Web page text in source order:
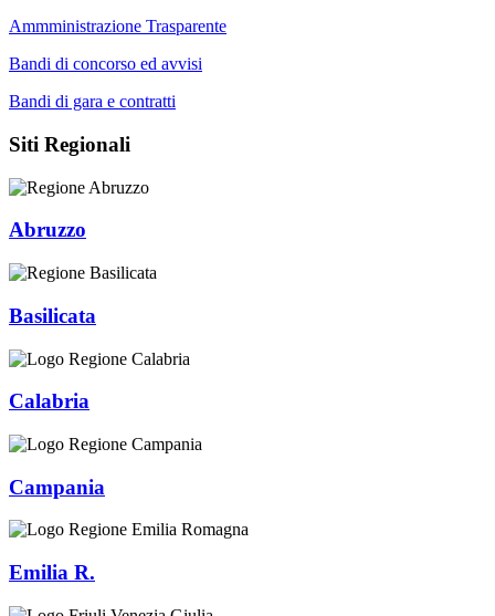
Ammministrazione Trasparente
Bandi di concorso ed avvisi
Bandi di gara e contratti
Siti Regionali
Abruzzo
Basilicata
Calabria
Campania
Emilia R.